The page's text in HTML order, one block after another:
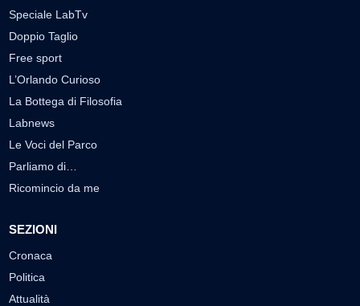
Speciale LabTv
Doppio Taglio
Free sport
L’Orlando Curioso
La Bottega di Filosofia
Labnews
Le Voci del Parco
Parliamo di…
Ricomincio da me
SEZIONI
Cronaca
Politica
Attualità